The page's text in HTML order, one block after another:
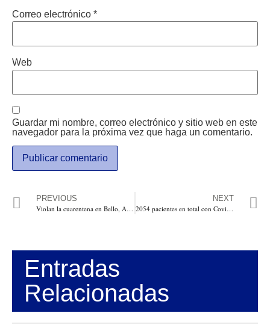
Correo electrónico *
Web
Guardar mi nombre, correo electrónico y sitio web en este
navegador para la próxima vez que haga un comentario.
PREVIOUS
Violan la cuarentena en Bello, Antioquia con cortejo fúnebre de alias El Oso
NEXT
2054 pacientes en total con Covid-19 en Colombia. 54 fallecidos, 123 recuperados. Bogotá 992 casos
Entradas
Relacionadas